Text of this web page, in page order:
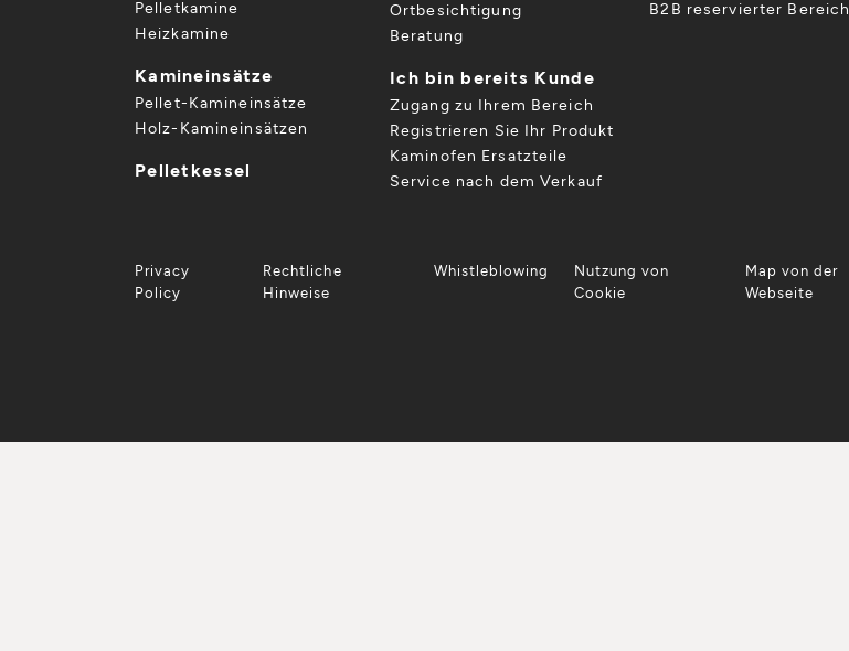
Pelletkamine
Heizkamine
Kamineinsätze
Pellet-Kamineinsätze
Holz-Kamineinsätzen
Pelletkessel
Ortbesichtigung
Beratung
Ich bin bereits Kunde
Zugang zu Ihrem Bereich
Registrieren Sie Ihr Produkt
Kaminofen Ersatzteile
Service nach dem Verkauf
B2B reservierter Bereich
Privacy
Policy
Rechtliche
Hinweise
Whistleblowing
Nutzung von
Cookie
Map von der
Webseite